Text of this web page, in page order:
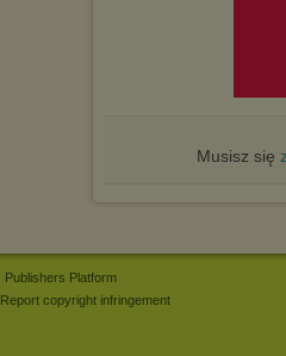
Musisz się
Publishers Platform
Report copyright infringement